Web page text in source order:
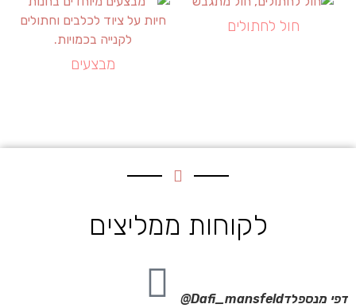
חול לחתולים
מבצעים
לקוחות ממליצים
דפי מנספלדDafi_mansfeld@